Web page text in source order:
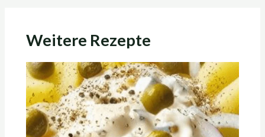
Weitere Rezepte